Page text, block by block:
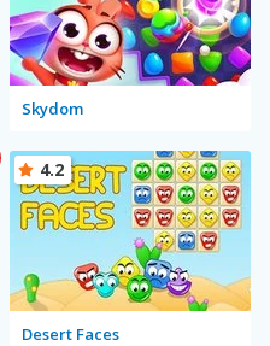
Skydom
Desert Faces
4.2